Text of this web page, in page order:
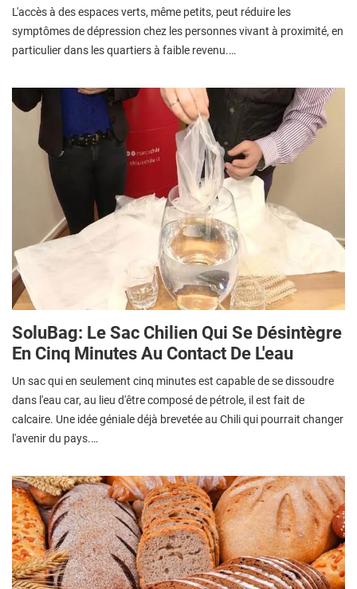
L'accès à des espaces verts, même petits, peut réduire les
symptômes de dépression chez les personnes vivant à proximité, en
particulier dans les quartiers à faible revenu.…
SoluBag: Le Sac Chilien Qui Se Désintègre
En Cinq Minutes Au Contact De L'eau
Un sac qui en seulement cinq minutes est capable de se dissoudre
dans l'eau car, au lieu d'être composé de pétrole, il est fait de
calcaire. Une idée géniale déjà brevetée au Chili qui pourrait changer
l'avenir du pays.…